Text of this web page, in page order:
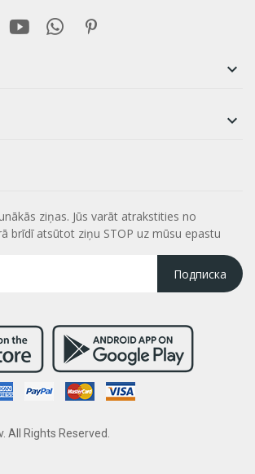


ziņas. Jūs varāt atrakstities no
brīdī atsūtot ziņu STOP uz mūsu epastu
Подписка
All Rights Reserved.